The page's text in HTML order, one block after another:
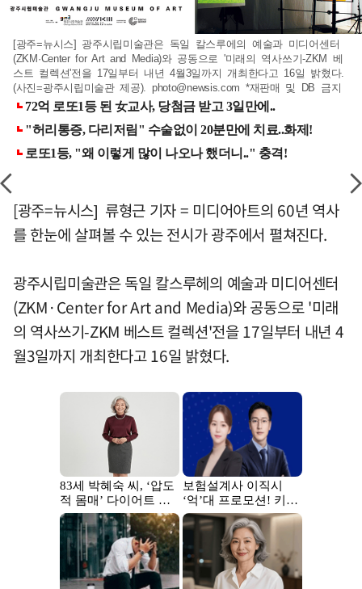
[광주=뉴시스] 광주시립미술관은 독일 칼스루에의 예술과 미디어센터
(ZKM·Center for Art and Media)와 공동으로 '미래의 역사쓰기-ZKM 베
스트 컬렉션'전을 17일부터 내년 4월3일까지 개최한다고 16일 밝혔다.
(사진=광주시립미술관 제공). photo@newsis.com *재판매 및 DB 금지
[광주=뉴시스] 류형근 기자 = 미디어아트의 60년 역사
를 한눈에 살펴볼 수 있는 전시가 광주에서 펼쳐진다.
광주시립미술관은 독일 칼스루헤의 예술과 미디어센터
(ZKM·Center for Art and Media)와 공동으로 '미래
의 역사쓰기-ZKM 베스트 컬렉션'전을 17일부터 내년 4
월3일까지 개최한다고 16일 밝혔다.